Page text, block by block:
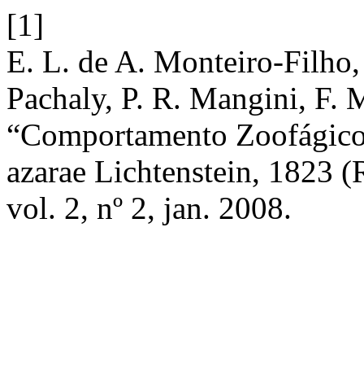
[1]
E. L. de A. Monteiro-
Pachaly, P. R. Mangini, F.
“Comportamento
azarae Lichtenstein, 1823
vol. 2, nº 2, jan. 2008.